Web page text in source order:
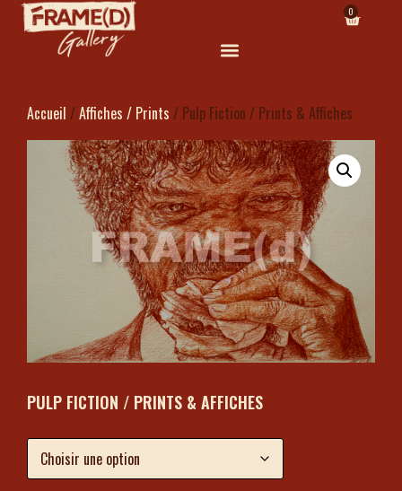
0
Accueil / Affiches / Prints / Pulp Fiction / Prints & Affiches
PULP FICTION / PRINTS & AFFICHES